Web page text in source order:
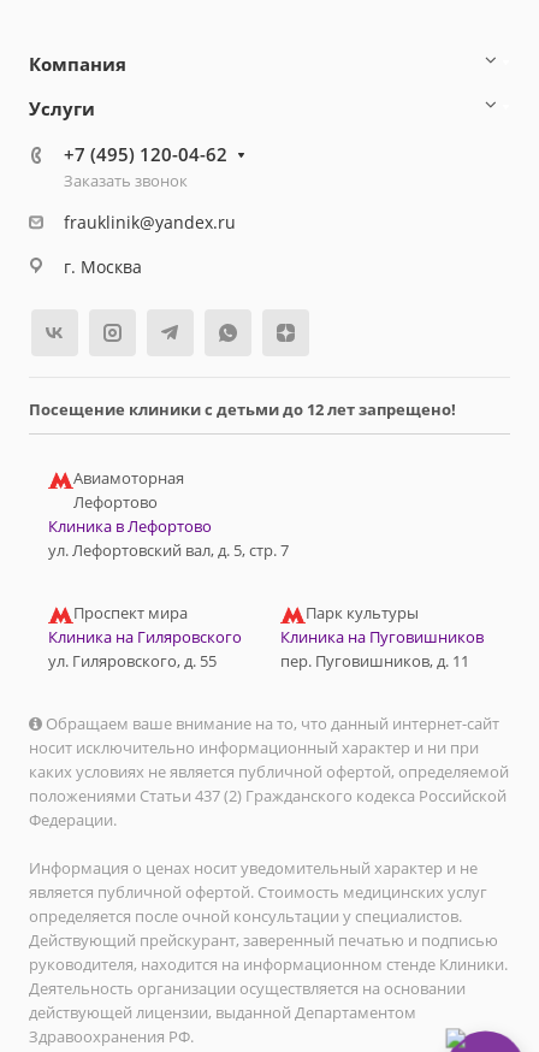
Компания
Услуги
+7 (495) 120-04-62
Заказать звонок
frauklinik@yandex.ru
г. Москва
Посещение клиники с детьми до 12 лет запрещено!
Авиамоторная
Лефортово
Клиника в Лефортово
ул. Лефортовский вал, д. 5, стр. 7
Проспект мира
Клиника на Гиляровского
ул. Гиляровского, д. 55
Парк культуры
Клиника на Пуговишников
пер. Пуговишников, д. 11
Обращаем ваше внимание на то, что данный интернет-сайт
носит исключительно информационный характер и ни при
каких условиях не является публичной офертой, определяемой
положениями Статьи 437 (2) Гражданского кодекса Российской
Федерации.
Информация о ценах носит уведомительный характер и не
является публичной офертой. Стоимость медицинских услуг
определяется после очной консультации у специалистов.
Действующий прейскурант, заверенный печатью и подписью
руководителя, находится на информационном стенде Клиники.
Деятельность организации осуществляется на основании
действующей лицензии, выданной Департаментом
Здравоохранения РФ.